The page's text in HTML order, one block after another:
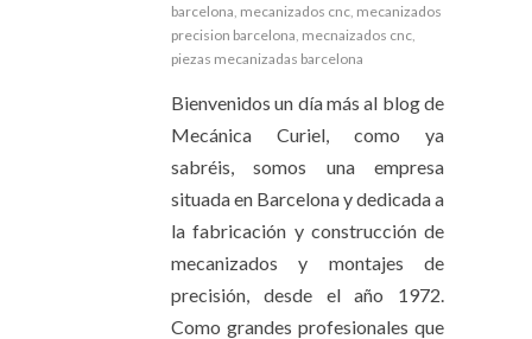
barcelona mecanizados cnc mecanizados
precision barcelona mecnaizados cnc
piezas mecanizadas barcelona
Bienvenidos un día más al blog de
Mecánica Curiel, como ya
sabréis, somos una empresa
situada en Barcelona y dedicada a
la fabricación y construcción de
mecanizados y montajes de
precisión, desde el año 1972.
Como grandes profesionales que